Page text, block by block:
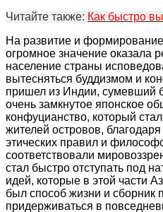
Читайте также: Как быстро
На развитие и
огромное значение оказала
население страны
вытесняться буддизмом и
пришел из Индии, сумевший
очень замкнутое японское
конфуцианство, который
жителей островов,
этических правил и
соответствовали
стал быстро отступать под
идей, которые в этой части
был способ жизни и сборник
придерживаться в